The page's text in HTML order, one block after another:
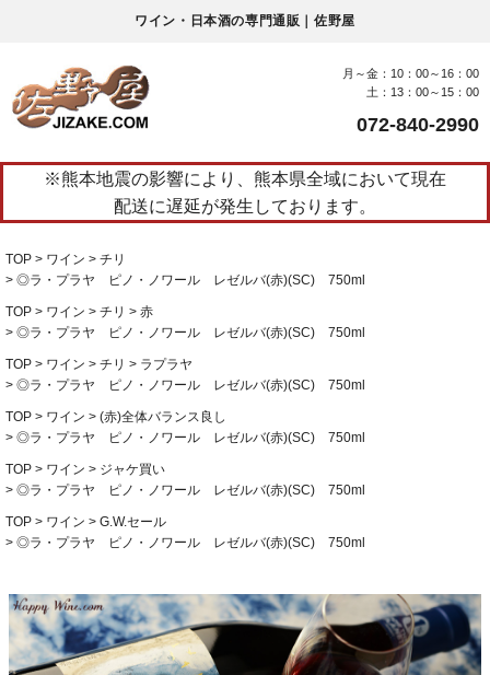
ワイン・日本酒の専門通販｜佐野屋
月～金：10：00～16：00
土：13：00～15：00
072-840-2990
※熊本地震の影響により、熊本県全域において現在
配送に遅延が発生しております。
TOP ワイン
チリ
◎ラ・プラヤ ピノ・ノワール レゼルバ(赤)(SC) 750ml
TOP ワイン チリ
赤
◎ラ・プラヤ ピノ・ノワール レゼルバ(赤)(SC) 750ml
TOP ワイン チリ
ラプラヤ
◎ラ・プラヤ ピノ・ノワール レゼルバ(赤)(SC) 750ml
TOP ワイン
(赤)全体バランス良し
◎ラ・プラヤ ピノ・ノワール レゼルバ(赤)(SC) 750ml
TOP ワイン
ジャケ買い
◎ラ・プラヤ ピノ・ノワール レゼルバ(赤)(SC) 750ml
TOP ワイン
G.W.セール
◎ラ・プラヤ ピノ・ノワール レゼルバ(赤)(SC) 750ml